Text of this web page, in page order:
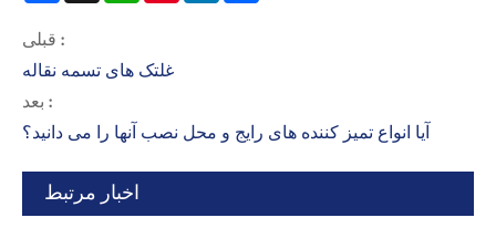
قبلی :
غلتک های تسمه نقاله
بعد :
آیا انواع تمیز کننده های رایج و محل نصب آنها را می دانید؟
اخبار مرتبط